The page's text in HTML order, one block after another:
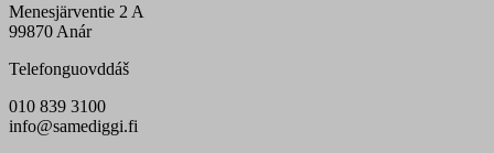
Menesjärventie 2 A
99870 Anár
Telefonguovddáš
010 839 3100
info@samediggi.fi